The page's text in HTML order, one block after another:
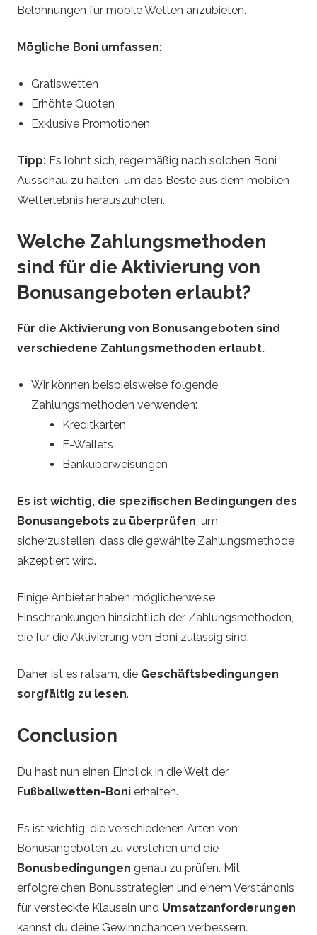
Belohnungen für mobile Wetten anzubieten.
Mögliche Boni umfassen:
Gratiswetten
Erhöhte Quoten
Exklusive Promotionen
Tipp: Es lohnt sich, regelmäßig nach solchen Boni
Ausschau zu halten, um das Beste aus dem mobilen
Wetterlebnis herauszuholen.
Welche Zahlungsmethoden
sind für die Aktivierung von
Bonusangeboten erlaubt?
Für die Aktivierung von Bonusangeboten sind
verschiedene Zahlungsmethoden erlaubt.
Wir können beispielsweise folgende
Zahlungsmethoden verwenden:
Kreditkarten
E-Wallets
Banküberweisungen
Es ist wichtig, die spezifischen Bedingungen des
Bonusangebots zu überprüfen, um
sicherzustellen, dass die gewählte Zahlungsmethode
akzeptiert wird.
Einige Anbieter haben möglicherweise
Einschränkungen hinsichtlich der Zahlungsmethoden,
die für die Aktivierung von Boni zulässig sind.
Daher ist es ratsam, die Geschäftsbedingungen
sorgfältig zu lesen.
Conclusion
Du hast nun einen Einblick in die Welt der
Fußballwetten-Boni erhalten.
Es ist wichtig, die verschiedenen Arten von
Bonusangeboten zu verstehen und die
Bonusbedingungen genau zu prüfen. Mit
erfolgreichen Bonusstrategien und einem Verständnis
für versteckte Klauseln und Umsatzanforderungen
kannst du deine Gewinnchancen verbessern.